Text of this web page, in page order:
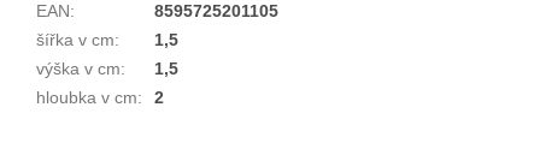
EAN:
8595725201105
šířka v cm:
1,5
výška v cm:
1,5
hloubka v cm: 2